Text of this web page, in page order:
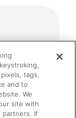
est
jamais
solidité
tags,
and to
We
site with
partners. If